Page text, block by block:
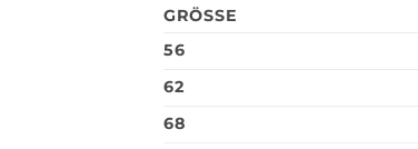
GRÖSSE
56
62
68